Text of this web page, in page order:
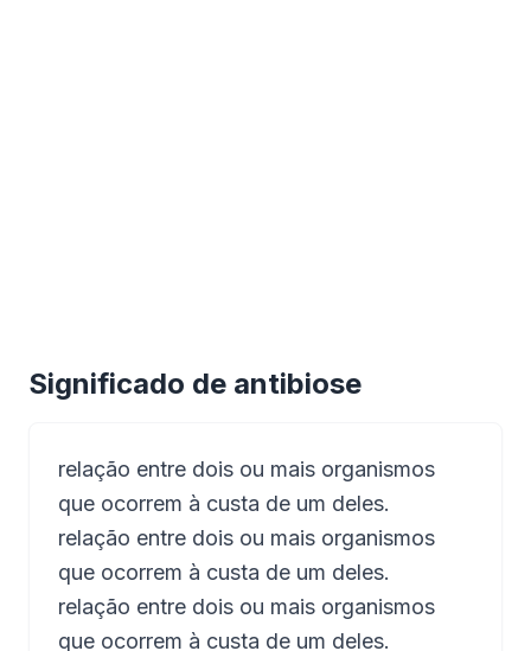
Significado de antibiose
relação entre dois ou mais organismos
que ocorrem à custa de um deles.
relação entre dois ou mais organismos
que ocorrem à custa de um deles.
relação entre dois ou mais organismos
que ocorrem à custa de um deles.